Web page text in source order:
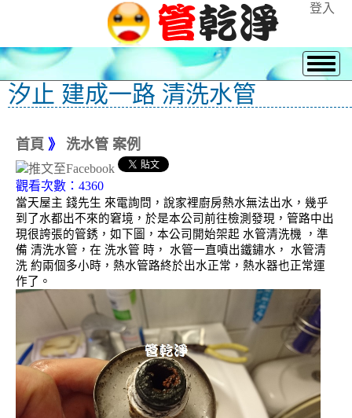
登入
汐止 建成一路 清洗水管
首頁 》 洗水管 案例
觀看次數：4360
當天屋主 錢先生 來電詢問，說家裡廚房熱水無法出水，幾乎
到了水都出不來的窘境，於是本公司前往檢測發現，管路中出
現很誇張的管銹，如下圖，本公司開始架起 水管清洗機 ，準
備 清洗水管，在 洗水管 時， 水管一直噴出鐵鏽水， 水管清
洗 約兩個多小時，熱水管路終於出水正常，熱水器也正常運
作了。